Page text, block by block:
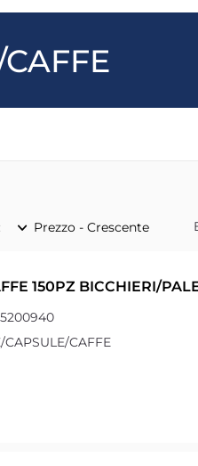
150PZ BICCHIERI/
CAPSULE/CAFFE